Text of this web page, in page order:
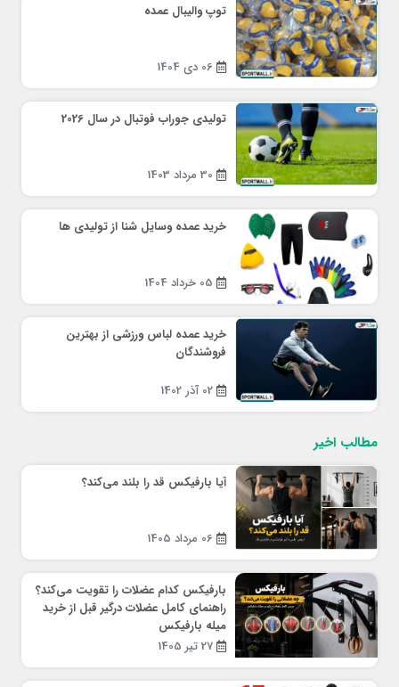
توپ والیبال عمده
06 دی 1404
تولیدی جوراب فوتبال در سال 2026
30 مرداد 1403
خرید عمده وسایل شنا از تولیدی ها
05 خرداد 1404
خرید عمده لباس ورزشی از بهترین
فروشندگان
02 آذر 1402
مطالب اخیر
آیا بارفیکس قد را بلند می‌کند؟
06 مرداد 1405
بارفیکس کدام عضلات را تقویت می‌کند؟
راهنمای کامل عضلات درگیر قبل از خرید
میله بارفیکس
27 تیر 1405